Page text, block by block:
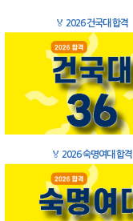
🏅 2026 건국대 합격
🏅 2026 숙명여대 합격